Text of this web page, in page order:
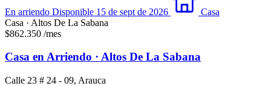
En arriendo Disponible 15 de sept de 2026
Casa
Casa · Altos De La Sabana
$862.350 /mes
Casa en Arriendo · Altos De La Sabana
Calle 23 # 24 - 09, Arauca